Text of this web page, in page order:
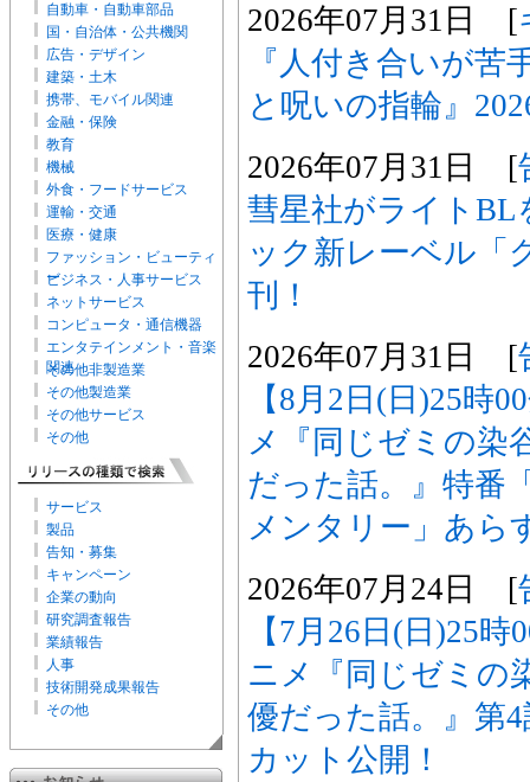
自動車・自動車部品
国・自治体・公共機関
広告・デザイン
建築・土木
携帯、モバイル関連
金融・保険
教育
機械
外食・フードサービス
運輸・交通
医療・健康
ファッション・ビューティ
ー
ビジネス・人事サービス
ネットサービス
コンピュータ・通信機器
エンタテインメント・音楽
関連
その他非製造業
その他製造業
その他サービス
その他
サービス
製品
告知・募集
キャンペーン
企業の動向
研究調査報告
業績報告
人事
技術開発成果報告
その他
2026年07月31日 [
『人付き合いが苦
と呪いの指輪』
2026年07月31日 [
彗星社がライトBL
ック新レーベル「
刊！
2026年07月31日 [
【8月2日(日)25時
メ『同じゼミの染
だった話。』特番
メンタリー」あら
2026年07月24日 [
【7月26日(日)25
ニメ『同じゼミの
優だった話。』第
カット公開！